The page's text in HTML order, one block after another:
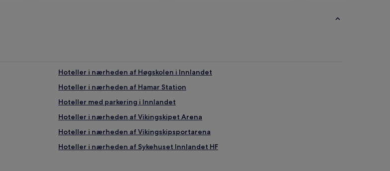
Hoteller i nærheden af Høgskolen i Innlandet
Hoteller i nærheden af Hamar Station
Hoteller med parkering i Innlandet
Hoteller i nærheden af Vikingskipet Arena
Hoteller i nærheden af Vikingskipsportarena
Hoteller i nærheden af Sykehuset Innlandet HF